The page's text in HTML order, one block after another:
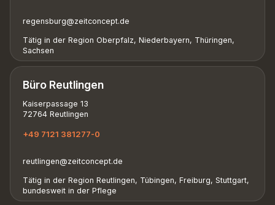
regensburg@zeitconcept.de
Tätig in der Region Oberpfalz, Niederbayern, Thüringen,
Sachsen
Büro Reutlingen
Kaiserpassage 13
72764 Reutlingen
+49 7121 381277-0
reutlingen@zeitconcept.de
Tätig in der Region Reutlingen, Tübingen, Freiburg, Stuttgart,
bundesweit in der Pflege